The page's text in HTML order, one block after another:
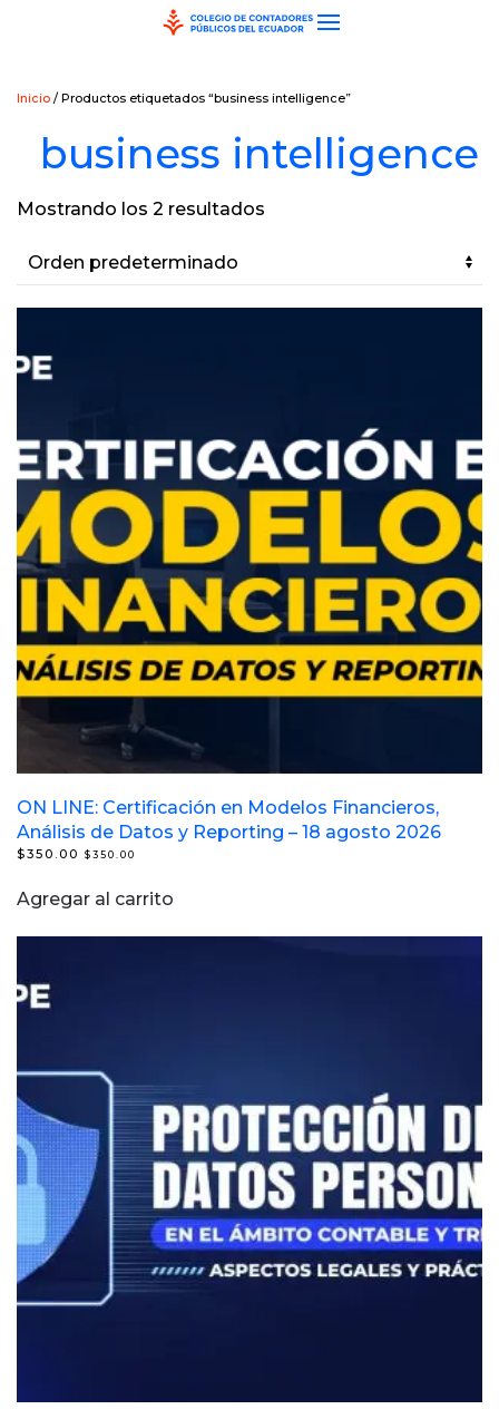
Inicio / Productos etiquetados “business intelligence”
business intelligence
Mostrando los 2 resultados
ON LINE: Certificación en Modelos Financieros,
Análisis de Datos y Reporting – 18 agosto 2026
$350.00 $350.00
Agregar al carrito